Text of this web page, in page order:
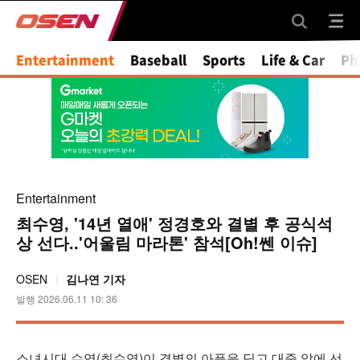
Mute
Entertainment Baseball Sports Life & Car
Entertainment
최수영, '14년 열애' 정경호와 결별 후 공식석
상 선다..'어울림 마라톤' 참석[Oh!쎈 이슈]
OSEN 김나연 기자
발행 2026.06.11 10: 36